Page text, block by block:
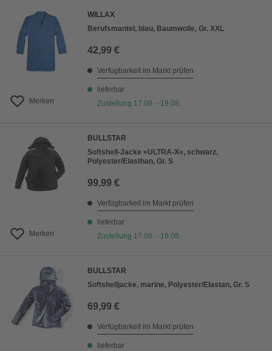
Merken
WILLAX
Berufsmantel, blau, Baumwolle, Gr. XXL
42,99 €
Verfügbarkeit im Markt prüfen
lieferbar
Zustellung 17.08. - 19.08.
Merken
BULLSTAR
Softshell-Jacke »ULTRA-X«, schwarz,
Polyester/Elasthan, Gr. S
99,99 €
Verfügbarkeit im Markt prüfen
lieferbar
Zustellung 17.08. - 19.08.
BULLSTAR
Softshelljacke, marine, Polyester/Elastan, Gr. S
69,99 €
Verfügbarkeit im Markt prüfen
lieferbar